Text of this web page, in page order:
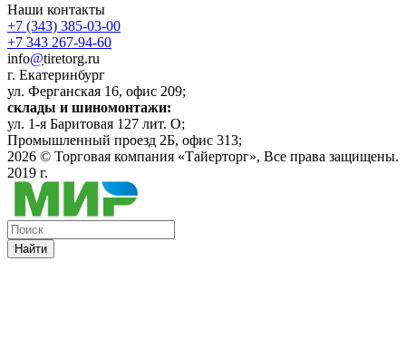
Наши контакты
+7 (343) 385-03-00
+7 343 267-94-60
info@tiretorg.ru
г. Екатеринбург
ул. Ферганская 16, офис 209;
склады и шиномонтажи:
ул. 1-я Баритовая 127 лит. О;
Промышленный проезд 2Б, офис 313;
2026 © Торговая компания «Тайерторг», Все права защищены.
2019 г.
Найти